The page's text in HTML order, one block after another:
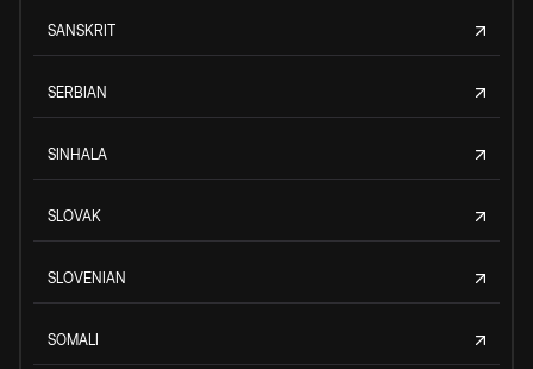
SANSKRIT
SERBIAN
SINHALA
SLOVAK
SLOVENIAN
SOMALI